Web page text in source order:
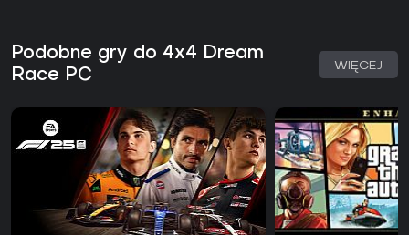
Podobne gry do 4x4 Dream
Race PC
WIĘCEJ